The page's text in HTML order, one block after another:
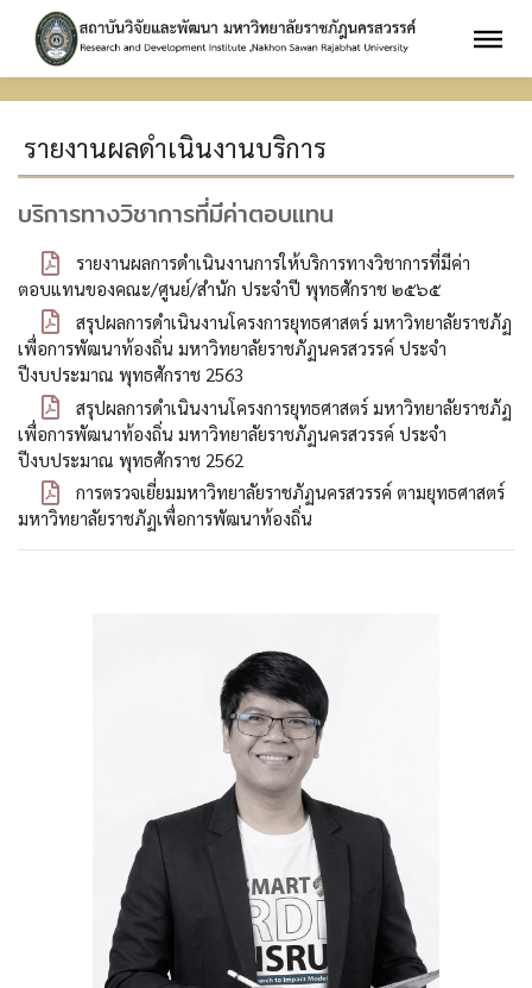
รายงานผลดำเนินงานบริการ
บริการทางวิชาการที่มีค่าตอบแทน
รายงานผลการดำเนินงานการให้บริการทางวิชาการที่มีค่า
ตอบแทนของคณะ/ศูนย์/สำนัก ประจำปี พุทธศักราช ๒๕๖๕
สรุปผลการดำเนินงานโครงการยุทธศาสตร์ มหาวิทยาลัยราชภัฏ
เพื่อการพัฒนาท้องถิ่น มหาวิทยาลัยราชภัฏนครสวรรค์ ประจำ
ปีงบประมาณ พุทธศักราช 2563
สรุปผลการดำเนินงานโครงการยุทธศาสตร์ มหาวิทยาลัยราชภัฏ
เพื่อการพัฒนาท้องถิ่น มหาวิทยาลัยราชภัฏนครสวรรค์ ประจำ
ปีงบประมาณ พุทธศักราช 2562
การตรวจเยี่ยมมหาวิทยาลัยราชภัฏนครสวรรค์ ตามยุทธศาสตร์
มหาวิทยาลัยราชภัฏเพื่อการพัฒนาท้องถิ่น